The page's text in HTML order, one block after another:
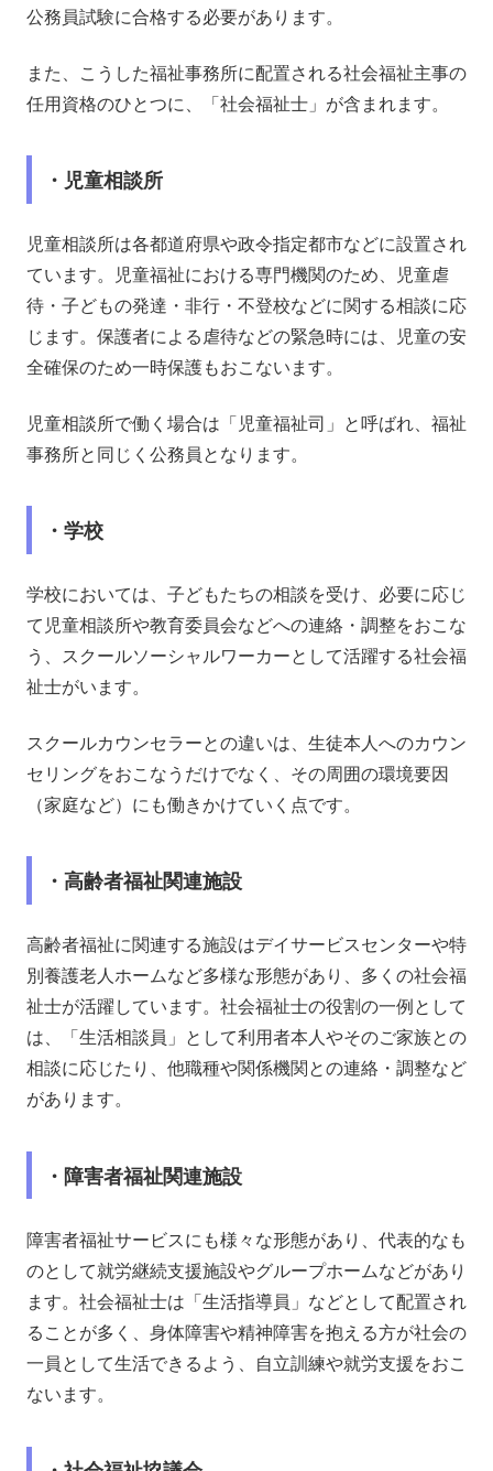
公務員試験に合格する必要があります。
また、こうした福祉事務所に配置される社会福祉主事の
任用資格のひとつに、「社会福祉士」が含まれます。
・児童相談所
児童相談所は各都道府県や政令指定都市などに設置され
ています。児童福祉における専門機関のため、児童虐
待・子どもの発達・非行・不登校などに関する相談に応
じます。保護者による虐待などの緊急時には、児童の安
全確保のため一時保護もおこないます。
児童相談所で働く場合は「児童福祉司」と呼ばれ、福祉
事務所と同じく公務員となります。
・学校
学校においては、子どもたちの相談を受け、必要に応じ
て児童相談所や教育委員会などへの連絡・調整をおこな
う、スクールソーシャルワーカーとして活躍する社会福
祉士がいます。
スクールカウンセラーとの違いは、生徒本人へのカウン
セリングをおこなうだけでなく、その周囲の環境要因
（家庭など）にも働きかけていく点です。
・高齢者福祉関連施設
高齢者福祉に関連する施設はデイサービスセンターや特
別養護老人ホームなど多様な形態があり、多くの社会福
祉士が活躍しています。社会福祉士の役割の一例として
は、「生活相談員」として利用者本人やそのご家族との
相談に応じたり、他職種や関係機関との連絡・調整など
があります。
・障害者福祉関連施設
障害者福祉サービスにも様々な形態があり、代表的なも
のとして就労継続支援施設やグループホームなどがあり
ます。社会福祉士は「生活指導員」などとして配置され
ることが多く、身体障害や精神障害を抱える方が社会の
一員として生活できるよう、自立訓練や就労支援をおこ
ないます。